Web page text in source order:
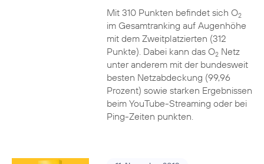
Mit 310 Punkten befindet sich O2
im Gesamtranking auf Augenhöhe
mit dem Zweitplatzierten (312
Punkte). Dabei kann das O2Netz
unter anderem mit der bundesweit
besten Netzabdeckung (99,96
Prozent) sowie starken Ergebnissen
beim YouTube-Streaming oder bei
Ping-Zeiten punkten.